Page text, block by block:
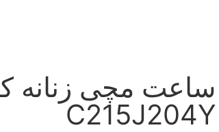
ساعت مچی زنانه
C215J204Y